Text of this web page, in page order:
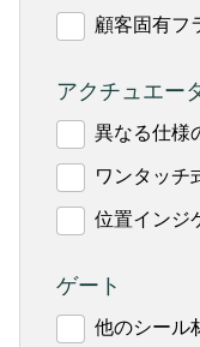
顧客固有フ
アクチュエー
異なる仕様
ワンタッチ
位置インジ
ゲート
他のシール